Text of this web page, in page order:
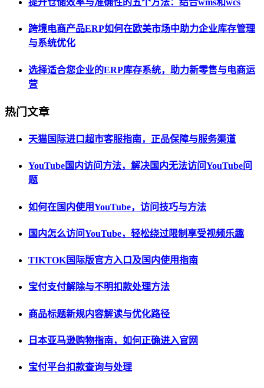
提升仓储效率与准确性的五个方法：结合wms和wcs
跨境电商产品ERP如何在欧美市场中助力企业库存管理
与系统优化
选择适合您企业的ERP库存系统，助力新零售与电商运
营
热门文章
天猫国际进口超市客服指南，正品保障与服务渠道
YouTube国内访问方法，解决国内无法访问YouTube问
题
如何在国内使用YouTube，访问技巧与方法
国内怎么访问YouTube，轻松绕过限制享受视频乐趣
TIKTOK国际版官方入口及国内使用指南
宝付支付解除与不明扣款处理方法
商品标题新规内容解读与优化路径
日本亚马逊购物指南，如何正确进入官网
宝付平台扣款查询与处理